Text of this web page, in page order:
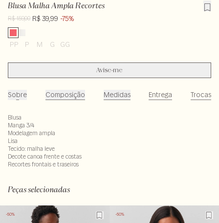
Blusa Malha Ampla Recortes
R$ 159,00 R$ 39,99 -75%
PP P M G GG
Avise-me
Sobre Composição Medidas Entrega Trocas
Blusa
Manga 3/4
Modelagem ampla
Lisa
Tecido: malha leve
Decote canoa frente e costas
Recortes frontais e traseiros
Peças selecionadas
-50% -50%